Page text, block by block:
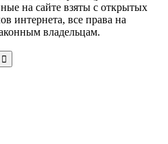
на сайте взяты с открытых
интернета, все права на
владельцам.